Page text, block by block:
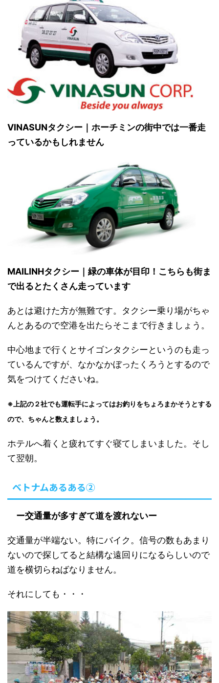
VINASUNタクシー｜ホーチミンの街中では一番走
っているかもしれません
MAILINHタクシー｜緑の車体が目印！こちらも街ま
で出るとたくさん走っています
あとは避けた方が無難です。タクシー乗り場がちゃ
んとあるので空港を出たらそこまで行きましょう。
中心地まで行くとサイゴンタクシーというのも走っ
ているんですが、なかなかぼったくろうとするので
気をつけてくださいね。
※上記の２社でも運転手によってはお釣りをちょろまかそうとする
ので、ちゃんと数えましょう。
ホテルへ着くと疲れてすぐ寝てしまいました。そし
て翌朝。
ベトナムあるある②
ー交通量が多すぎて道を渡れないー
交通量が半端ない。特にバイク。信号の数もあまり
ないので探してると結構な遠回りになるらしいので
道を横切らねばなりません。
それにしても・・・